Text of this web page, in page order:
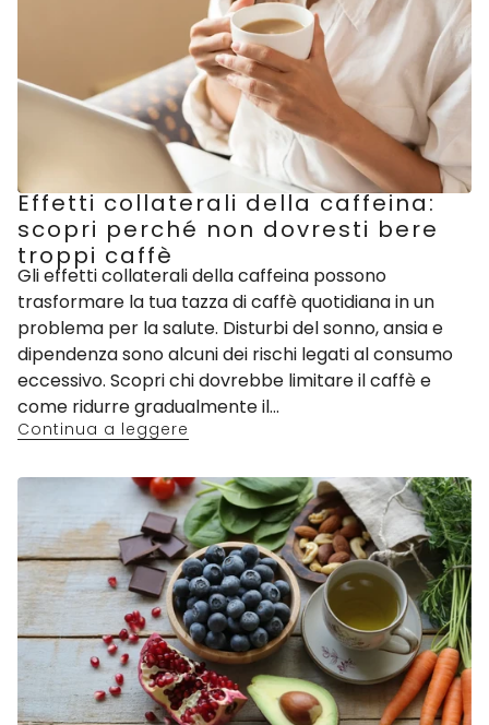
Effetti collaterali della caffeina:
scopri perché non dovresti bere
troppi caffè
Gli effetti collaterali della caffeina possono
trasformare la tua tazza di caffè quotidiana in un
problema per la salute. Disturbi del sonno, ansia e
dipendenza sono alcuni dei rischi legati al consumo
eccessivo. Scopri chi dovrebbe limitare il caffè e
come ridurre gradualmente il...
Continua a leggere